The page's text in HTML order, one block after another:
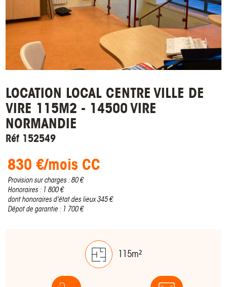
LOCATION LOCAL CENTRE VILLE DE
VIRE 115M2 - 14500 VIRE
NORMANDIE
Réf 152549
830 €/mois CC
Provision sur charges : 80 €
Honoraires : 1 800 €
dont honoraires d'état des lieux 345 €
Dépot de garantie : 1 700 €
115m²